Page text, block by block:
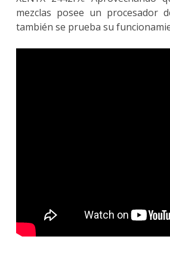
mezclas posee un procesador
también se prueba su